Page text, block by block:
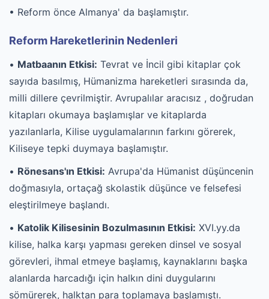
• Reform önce Almanya' da başlamıştır.
Reform Hareketlerinin Nedenleri
• Matbaanın Etkisi: Tevrat ve İncil gibi kitaplar çok
sayıda basılmış, Hümanizma hareketleri sırasında da,
milli dillere çevrilmiştir. Avrupalılar aracısız , doğrudan
kitapları okumaya başlamışlar ve kitaplarda
yazılanlarla, Kilise uygulamalarının farkını görerek,
Kiliseye tepki duymaya başlamıştır.
• Rönesans'ın Etkisi: Avrupa'da Hümanist düşüncenin
doğmasıyla, ortaçağ skolastik düşünce ve felsefesi
eleştirilmeye başlandı.
• Katolik Kilisesinin Bozulmasının Etkisi: XVI.yy.da
kilise, halka karşı yapması gereken dinsel ve sosyal
görevleri, ihmal etmeye başlamış, kaynaklarını başka
alanlarda harcadığı için halkın dini duygularını
sömürerek, halktan para toplamaya başlamıştı.